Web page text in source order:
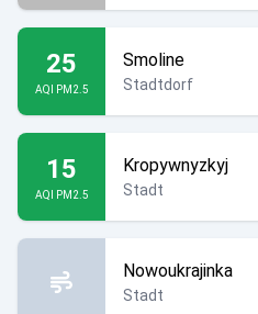
25
AQI PM2.5
Smoline
Stadtdorf
15
AQI PM2.5
Kropywnyzkyj
Stadt
Nowoukrajinka
Stadt